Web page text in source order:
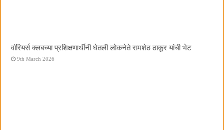
वॉरियर्स क्लबच्या प्रशिक्षणार्थींनी घेतली लोकनेते रामशेठ ठाकूर यांची भेट
9th March 2026